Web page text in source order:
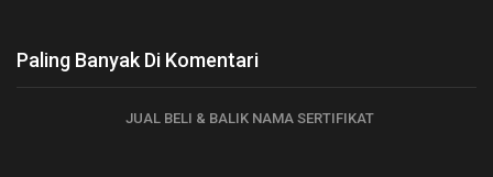
Paling Banyak Di Komentari
JUAL BELI & BALIK NAMA SERTIFIKAT